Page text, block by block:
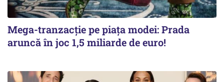
Mega-tranzacție pe piața modei: Prada
aruncă în joc 1,5 miliarde de euro!